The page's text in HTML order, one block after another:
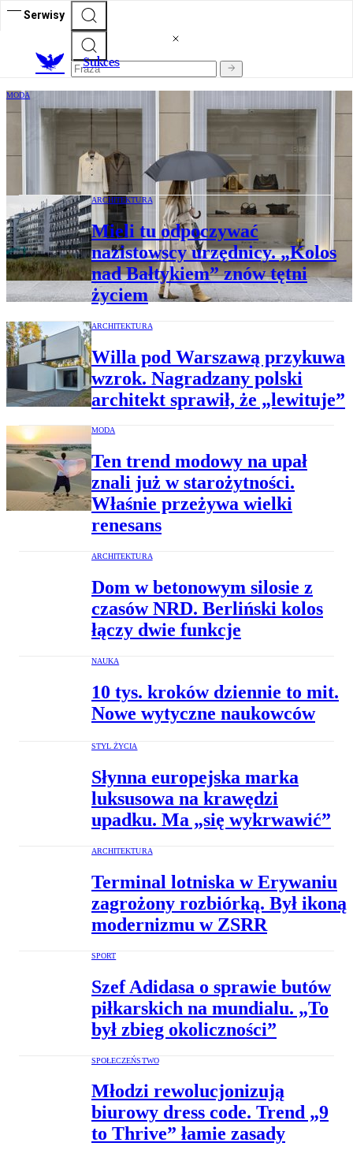
Serwisy
Sukces
MODA
Najbardziej pożądane marki na świecie.
„Starsza siostra Zary” wdarła się do
ARCHITEKTURA
Mieli tu odpoczywać
nazistowscy urzędnicy. „Kolos
nad Bałtykiem” znów tętni
życiem
ARCHITEKTURA
Willa pod Warszawą przykuwa
wzrok. Nagradzany polski
architekt sprawił, że „lewituje”
MODA
Ten trend modowy na upał
znali już w starożytności.
Właśnie przeżywa wielki
renesans
ARCHITEKTURA
Dom w betonowym silosie z
czasów NRD. Berliński kolos
łączy dwie funkcje
NAUKA
10 tys. kroków dziennie to mit.
Nowe wytyczne naukowców
STYL ŻYCIA
Słynna europejska marka
luksusowa na krawędzi
upadku. Ma „się wykrwawić”
ARCHITEKTURA
Terminal lotniska w Erywaniu
zagrożony rozbiórką. Był ikoną
modernizmu w ZSRR
SPORT
Szef Adidasa o sprawie butów
piłkarskich na mundialu. „To
był zbieg okoliczności”
SPOŁECZEŃSTWO
Młodzi rewolucjonizują
biurowy dress code. Trend „9
to Thrive” łamie zasady